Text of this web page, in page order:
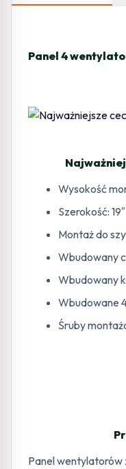
Panel 4
Wysokość
Szerokość: 19″
Montaż do
Wbudowany
Wbudowany
Wbudowane
Śruby
Panel